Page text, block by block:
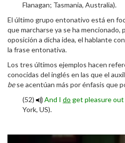
Flanagan; Tasmania, Australia).
El último grupo entonativo está en
que marcharse ya se ha mencionado,
oposición a dicha idea, el hablante
la frase entonativa.
Los tres últimos ejemplos hacen
conocidas del inglés en las que el
bese acentúan más por énfasis que
(52)
And I do get pleasure
York, US).